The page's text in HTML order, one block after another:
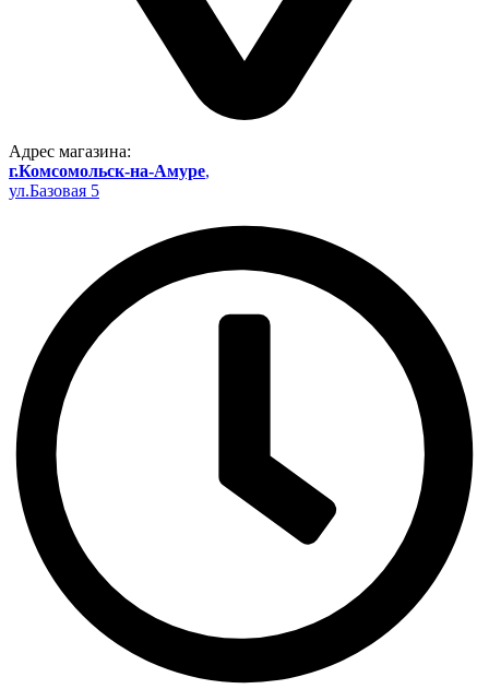
Адрес магазина:
г.Комсомольск-на-Амуре,
ул.Базовая 5